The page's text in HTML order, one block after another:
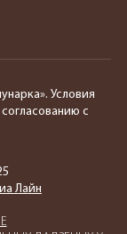
Условия
с
Лайн